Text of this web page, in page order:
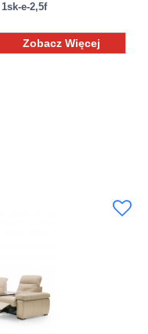
e-2,5f
Zobacz Więcej